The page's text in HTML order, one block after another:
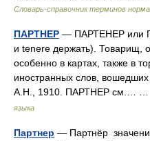
Словарь-справочник терминов
ПАРТНЕР — ПАРТЕНЕР или
и tenere держать). Товарищ,
особенно в картах, также в
иностранных слов, вошедших
А.Н., 1910. ПАРТНЕР см.…
языка
Партнер — Партнёр